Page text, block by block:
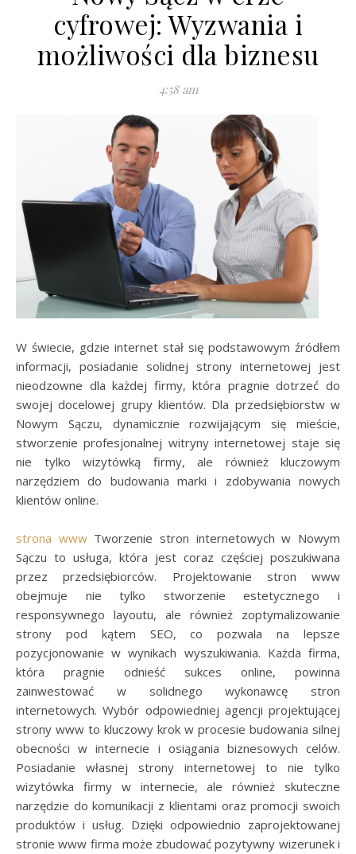
cyfrowej: Wyzwania i
możliwości dla biznesu
4:58 am
W świecie, gdzie internet stał się podstawowym źródłem
informacji, posiadanie solidnej strony internetowej jest
nieodzowne dla każdej firmy, która pragnie dotrzeć do
swojej docelowej grupy klientów. Dla przedsiębiorstw w
Nowym Sączu, dynamicznie rozwijającym się mieście,
stworzenie profesjonalnej witryny internetowej staje się
nie tylko wizytówką firmy, ale również kluczowym
narzędziem do budowania marki i zdobywania nowych
klientów online.
strona wwwTworzenie stron internetowych w Nowym
Sączu to usługa, która jest coraz częściej poszukiwana
przez przedsiębiorców. Projektowanie stron www
obejmuje nie tylko stworzenie estetycznego i
responsywnego layoutu, ale również zoptymalizowanie
strony pod kątem SEO, co pozwala na lepsze
pozycjonowanie w wynikach wyszukiwania. Każda firma,
która pragnie odnieść sukces online, powinna
zainwestować w solidnego wykonawcę stron
internetowych. Wybór odpowiedniej agencji projektującej
strony www to kluczowy krok w procesie budowania silnej
obecności w internecie i osiągania biznesowych celów.
Posiadanie własnej strony internetowej to nie tylko
wizytówka firmy w internecie, ale również skuteczne
narzędzie do komunikacji z klientami oraz promocji swoich
produktów i usług. Dzięki odpowiednio zaprojektowanej
stronie www firma może zbudować pozytywny wizerunek i